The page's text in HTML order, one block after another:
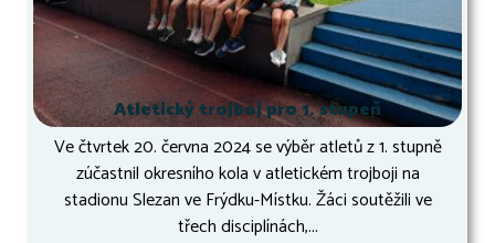
Atletický trojboj pro 1. stupeň
Ve čtvrtek 20. června 2024 se výběr atletů z 1. stupně
zúčastnil okresního kola v atletickém trojboji na
stadionu Slezan ve Frýdku-Místku. Žáci soutěžili ve
třech disciplínách,...